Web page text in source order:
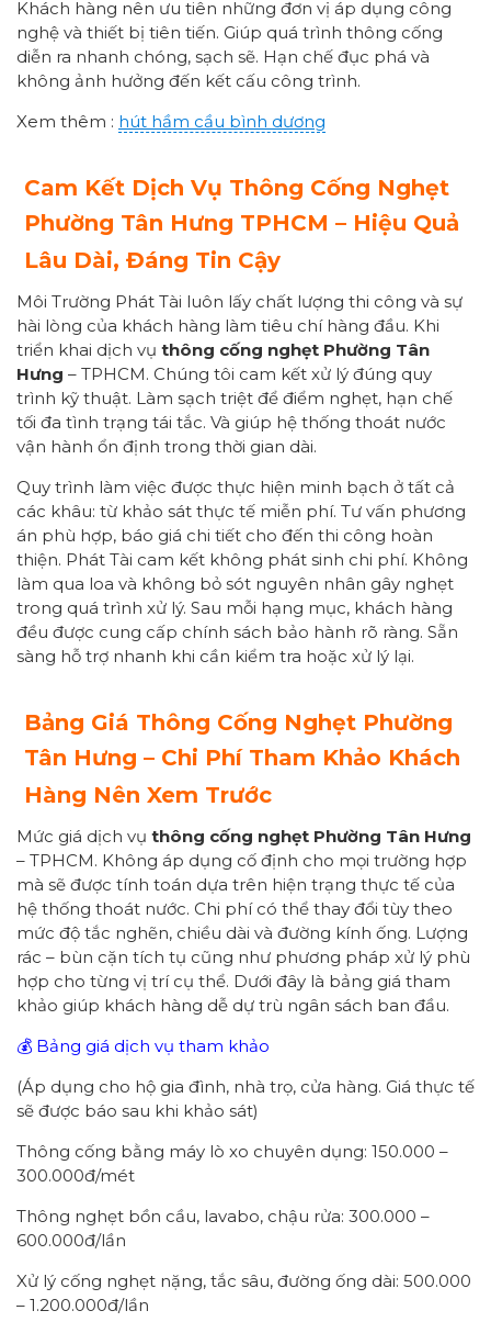
Khách hàng nên ưu tiên những đơn vị áp dụng công
nghệ và thiết bị tiên tiến. Giúp quá trình thông cống
diễn ra nhanh chóng, sạch sẽ. Hạn chế đục phá và
không ảnh hưởng đến kết cấu công trình.
Xem thêm : hút hầm cầu bình dương
Cam Kết Dịch Vụ Thông Cống Nghẹt
Phường Tân Hưng TPHCM – Hiệu Quả
Lâu Dài, Đáng Tin Cậy
Môi Trường Phát Tài luôn lấy chất lượng thi công và sự
hài lòng của khách hàng làm tiêu chí hàng đầu. Khi
triển khai dịch vụ thông cống nghẹt Phường Tân
Hưng – TPHCM. Chúng tôi cam kết xử lý đúng quy
trình kỹ thuật. Làm sạch triệt để điểm nghẹt, hạn chế
tối đa tình trạng tái tắc. Và giúp hệ thống thoát nước
vận hành ổn định trong thời gian dài.
Quy trình làm việc được thực hiện minh bạch ở tất cả
các khâu: từ khảo sát thực tế miễn phí. Tư vấn phương
án phù hợp, báo giá chi tiết cho đến thi công hoàn
thiện. Phát Tài cam kết không phát sinh chi phí. Không
làm qua loa và không bỏ sót nguyên nhân gây nghẹt
trong quá trình xử lý. Sau mỗi hạng mục, khách hàng
đều được cung cấp chính sách bảo hành rõ ràng. Sẵn
sàng hỗ trợ nhanh khi cần kiểm tra hoặc xử lý lại.
Bảng Giá Thông Cống Nghẹt Phường
Tân Hưng – Chi Phí Tham Khảo Khách
Hàng Nên Xem Trước
Mức giá dịch vụ thông cống nghẹt Phường Tân Hưng
– TPHCM. Không áp dụng cố định cho mọi trường hợp
mà sẽ được tính toán dựa trên hiện trạng thực tế của
hệ thống thoát nước. Chi phí có thể thay đổi tùy theo
mức độ tắc nghẽn, chiều dài và đường kính ống. Lượng
rác – bùn cặn tích tụ cũng như phương pháp xử lý phù
hợp cho từng vị trí cụ thể. Dưới đây là bảng giá tham
khảo giúp khách hàng dễ dự trù ngân sách ban đầu.
💰 Bảng giá dịch vụ tham khảo
(Áp dụng cho hộ gia đình, nhà trọ, cửa hàng. Giá thực tế
sẽ được báo sau khi khảo sát)
Thông cống bằng máy lò xo chuyên dụng: 150.000 –
300.000đ/mét
Thông nghẹt bồn cầu, lavabo, chậu rửa: 300.000 –
600.000đ/lần
Xử lý cống nghẹt nặng, tắc sâu, đường ống dài: 500.000
– 1.200.000đ/lần